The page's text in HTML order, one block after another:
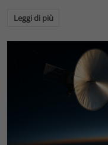
Leggi di più